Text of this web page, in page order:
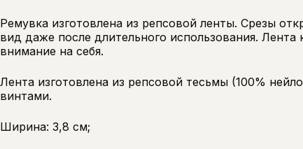
Ремувка изготовлена из репсовой ленты. Срезы
вид даже после длительного использования.
внимание на себя.
Лента изготовлена из репсовой тесьмы (100%
винтами.
Ширина: 3,8 см;